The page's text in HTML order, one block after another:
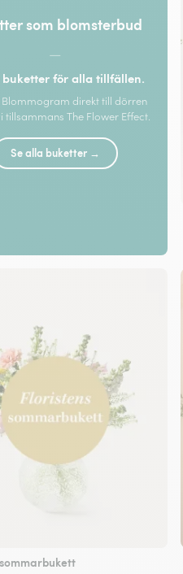
som blomsterbud
—
för alla tillfällen.
Blommogram direkt till dörren
tillsammans The Flower Effect.
Se alla buketter →